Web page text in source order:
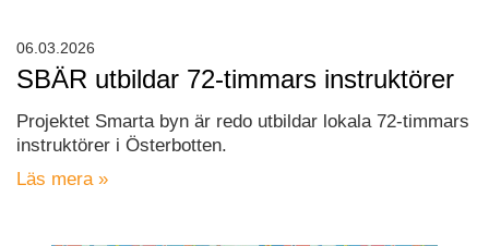
SBÄR utbildar 72-timmars instruktörer
Projektet Smarta byn är redo utbildar lokala 72-timmars
instruktörer i Österbotten.
Läs mera »
06.03.2026